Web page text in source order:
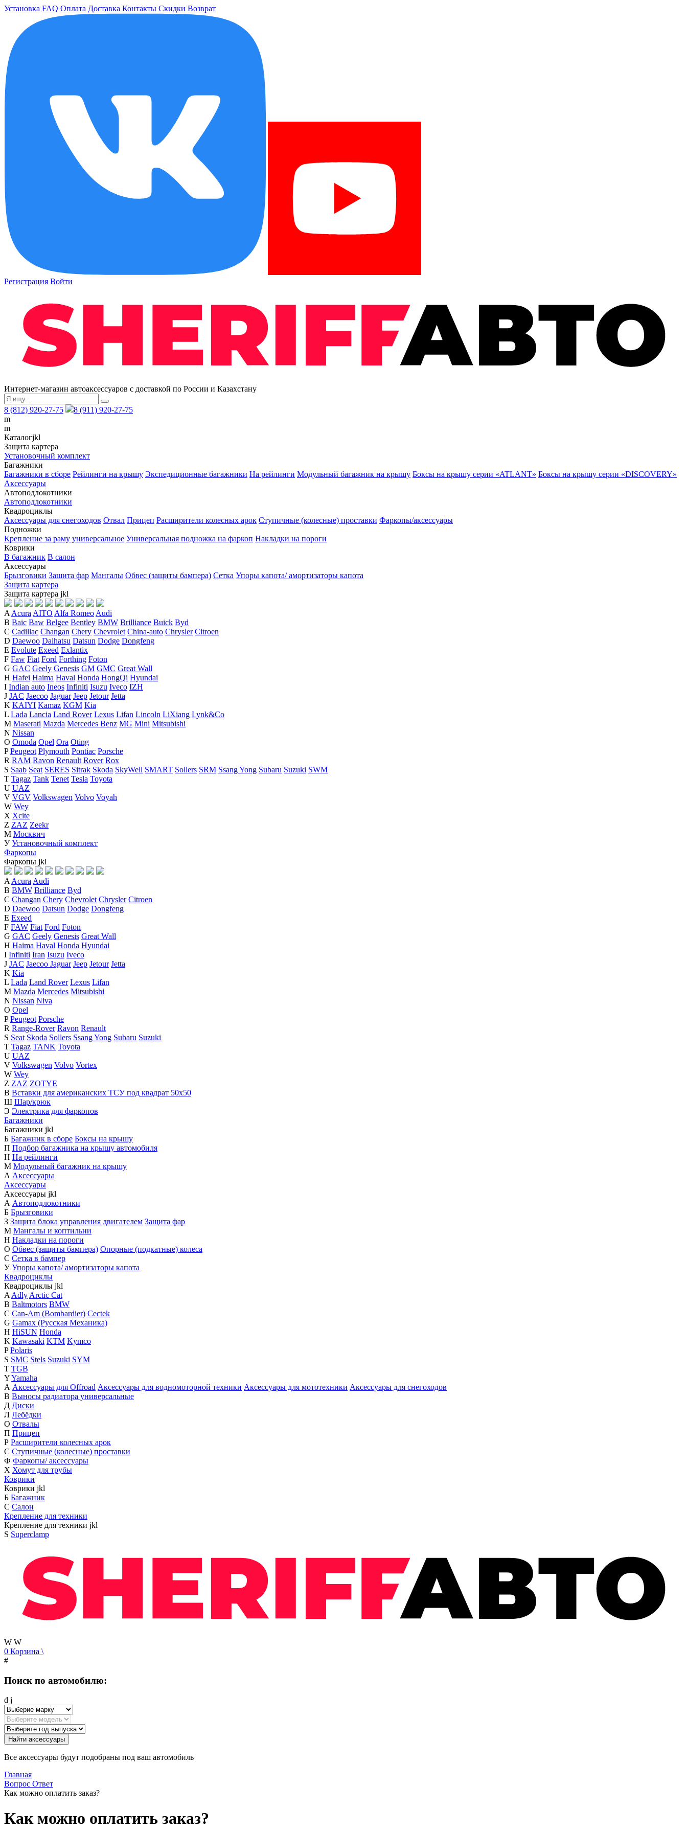
Установка FAQ Оплата Доставка Контакты Скидки Возврат
Регистрация Войти
Интернет-магазин автоаксессуаров с доставкой по России и Казахстану
8 (812) 920-27-75
8 (911) 920-27-75
m
m
Каталогjkl
Защита картера
Установочный комплект
Багажники
Багажники в сборе Рейлинги на крышу Экспедиционные багажники На рейлинги Модульный багажник на крышу Боксы на крышу серии «ATLANT» Боксы на крышу серии «DISCOVERY»
Аксессуары
Автоподлокотники
Автоподлокотники
Квадроциклы
Аксессуары для снегоходов Отвал Прицеп Расширители колесных арок Ступичные (колесные) проставки Фаркопы/аксессуары
Подножки
Крепление за раму универсальное Универсальная подножка на фаркоп Накладки на пороги
Коврики
В багажник В салон
Аксессуары
Брызговики Защита фар Мангалы Обвес (защиты бампера) Сетка Упоры капота/ амортизаторы капота
Защита картера
Защита картера jkl
AAcuraAITO Alfa RomeoAudi
B Baic Baw Belgee Bentley BMW Brilliance Buick Byd
C Cadillac Changan Chery Chevrolet China-auto Chrysler Citroen
D Daewoo Daihatsu Datsun Dodge Dongfeng
E Evolute Exeed Exlantix
F Faw Fiat Ford Forthing Foton
G GAC Geely Genesis GM GMC Great Wall
H Hafei Haima Haval Honda HongQi Hyundai
I Indian auto Ineos Infiniti Isuzu Iveco IZH
J JAC Jaecoo Jaguar Jeep Jetour Jetta
K KAIYI Kamaz KGM Kia
L Lada Lancia Land Rover Lexus Lifan Lincoln LiXiang Lynk&Co
M Maserati Mazda Mercedes Benz MG Mini Mitsubishi
N Nissan
O Omoda Opel Ora Oting
P Peugeot Plymouth Pontiac Porsche
R RAM Ravon Renault Rover Rox
S Saab Seat SERES Sitrak Skoda SkyWell SMART Sollers SRM Ssang Yong Subaru Suzuki SWM
T Tagaz Tank Tenet Tesla Toyota
U UAZ
V VGV Volkswagen Volvo Voyah
W Wey
X Xcite
Z ZAZ Zeekr
М Москвич
У Установочный комплект
Фаркопы
Фаркопы jkl
AAcuraAudi
B BMW Brilliance Byd
C Changan Chery Chevrolet Chrysler Citroen
D Daewoo Datsun Dodge Dongfeng
E Exeed
F FAW Fiat Ford Foton
G GAC Geely Genesis Great Wall
H Haima Haval Honda Hyundai
I Infiniti Iran Isuzu Iveco
J JAC Jaecoo Jaguar Jeep Jetour Jetta
K Kia
L Lada Land Rover Lexus Lifan
M Mazda Mercedes Mitsubishi
N Nissan Niva
O Opel
P Peugeot Porsche
R Range-Rover Ravon Renault
S Seat Skoda Sollers Ssang Yong Subaru Suzuki
T Tagaz TANK Toyota
U UAZ
V Volkswagen Volvo Vortex
W Wey
Z ZAZ ZOTYE
В Вставки для американских ТСУ под квадрат 50х50
Ш Шар/крюк
Э Электрика для фаркопов
Багажники
Багажники jkl
Б Багажник в сборе Боксы на крышу
П Подбор багажника на крышу автомобиля
Н На рейлинги
М Модульный багажник на крышу
А Аксессуары
Аксессуары
Аксессуары jkl
А Автоподлокотники
Б Брызговики
З Защита блока управления двигателем Защита фар
М Мангалы и коптильни
Н Накладки на пороги
О Обвес (защиты бампера) Опорные (подкатные) колеса
С Сетка в бампер
У Упоры капота/ амортизаторы капота
Квадроциклы
Квадроциклы jkl
AAdlyArctic Cat
B Baltmotors BMW
C Can-Am (Bombardier) Cectek
G Gamax (Русская Механика)
H HiSUN Honda
K Kawasaki KTM Kymco
P Polaris
S SMC Stels Suzuki SYM
T TGB
YYamaha
А Аксессуары для Offroad Аксессуары для водномоторной техники Аксессуары для мототехники Аксессуары для снегоходов
В Выносы радиатора универсальные
Д Диски
Л Лебёдки
О Отвалы
П Прицеп
Р Расширители колесных арок
С Ступичные (колесные) проставки
Ф Фаркопы/ аксессуары
Х Хомут для трубы
Коврики
Коврики jkl
Б Багажник
С Салон
Крепление для техники
Крепление для техники jkl
S Superclamp
W W
0 Корзина \
#
Поиск по автомобилю:
d j
Найти аксессуары
Все аксессуары будут подобраны под ваш автомобиль
Главная
Вопрос Ответ
Как можно оплатить заказ?
Как можно оплатить заказ?